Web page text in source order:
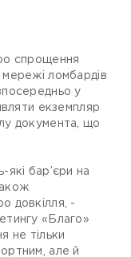
спрощення
ломбардів
у
екземпляр
документа, що
які бар’єри на
довкілля, -
«Благо»
не тільки
але й